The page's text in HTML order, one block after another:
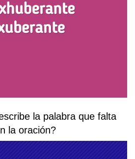
la palabra que falta
la oración?